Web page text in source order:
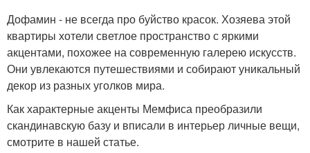
Дофамин - не всегда про буйство красок. Хозяева этой
квартиры хотели светлое пространство с яркими
акцентами, похожее на современную галерею искусств.
Они увлекаются путешествиями и собирают уникальный
декор из разных уголков мира.
Как характерные акценты Мемфиса преобразили
скандинавскую базу и вписали в интерьер личные вещи,
смотрите в нашей статье.